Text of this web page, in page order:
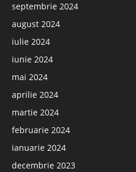
septembrie 2024
august 2024
iulie 2024
iunie 2024
mai 2024
aprilie 2024
martie 2024
februarie 2024
ianuarie 2024
decembrie 2023